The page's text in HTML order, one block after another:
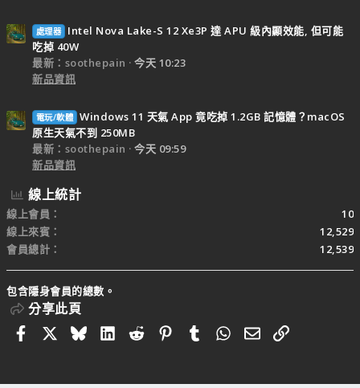
處理器
Intel Nova Lake-S 12 Xe3P 達 APU 級內顯效能, 但可能
吃掉 40W
最新：soothepain
今天 10:23
新品資訊
電玩/軟體 Windows 11 天氣 App 竟吃掉 1.2GB 記憶體？macOS
原生天氣不到 250MB
最新：soothepain
今天 09:59
新品資訊
線上統計
線上會員
10
線上來賓
12,529
會員總計
12,539
包含隱身會員的總數。
分享此頁
FacebookBlueskyLinkedIn
RedditPinterestTumblrWhatsApp
電子郵件
連結